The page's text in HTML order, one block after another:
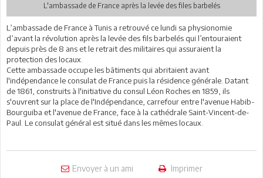
L'ambassade de France après la levée des files barbelés
L’ambassade de France à Tunis a retrouvé ce lundi sa physionomie
d’avant la révolution après la levée des fils barbelés qui l’entouraient
depuis près de 8 ans et le retrait des militaires qui assuraient la
protection des locaux.
Cette ambassade occupe les bâtiments qui abritaient avant
l'indépendance le consulat de France puis la résidence générale. Datant
de 1861, construits à l'initiative du consul Léon Roches en 1859, ils
s'ouvrent sur la place de l'Indépendance, carrefour entre l'avenue Habib-
Bourguiba et l'avenue de France, face à la cathédrale Saint-Vincent-de-
Paul. Le consulat général est situé dans les mêmes locaux.
Envoyer à un ami Imprimer